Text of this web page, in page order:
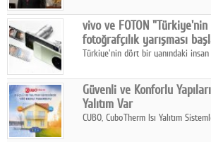
Çelik FAVÖK Marjını %16,1'e
vivo ve FOTON
fotoğrafçılık yarışması
Türkiye'nin dört bir yanındaki
insanını, kültürünü ve yaşamını
anlatmaya davet ediyor.
Güvenli ve Konforlu
Yalıtım Var
CUBO, CuboTherm Isı Yalıtım